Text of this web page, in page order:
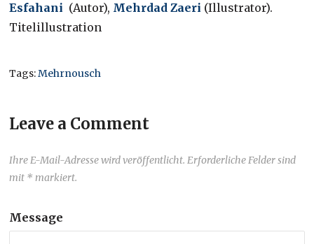
Esfahani (Autor), Mehrdad Zaeri (Illustrator).
Titelillustration
Tags:Mehrnousch
Leave a Comment
Ihre E-Mail-Adresse wird veröffentlicht. Erforderliche Felder sind
mit * markiert.
Message